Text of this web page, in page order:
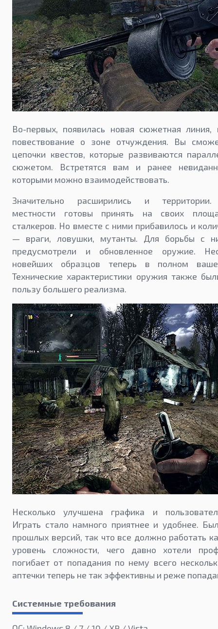
Во-первых, появилась новая сюжетная линия,
повествование о зоне отчуждения. Вы
цепочки квестов, которые развиваются
сюжетом. Встретятся вам и ранее
которыми можно взаимодействовать.
Значительно расширились и территории.
местности готовы принять на своих
сталкеров. Но вместе с ними прибавилось и
— враги, ловушки, мутанты. Для борьбы с
предусмотрели и обновленное оружие.
новейших образцов теперь в полном
Технические характеристики оружия также
пользу большего реализма.
Несколько улучшена графика и
Играть стало намного приятнее и удобнее.
прошлых версий, так что все должно работать
уровень сложности, чего давно хотели
погибает от попадания по нему всего
аптечки теперь не так эффективны и реже
Системные требования